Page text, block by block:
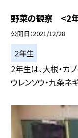
野菜の観察 <2
公開日 2021/12/28
２年生
2年生は、大根・カ
ウレンソウ・九条ネ